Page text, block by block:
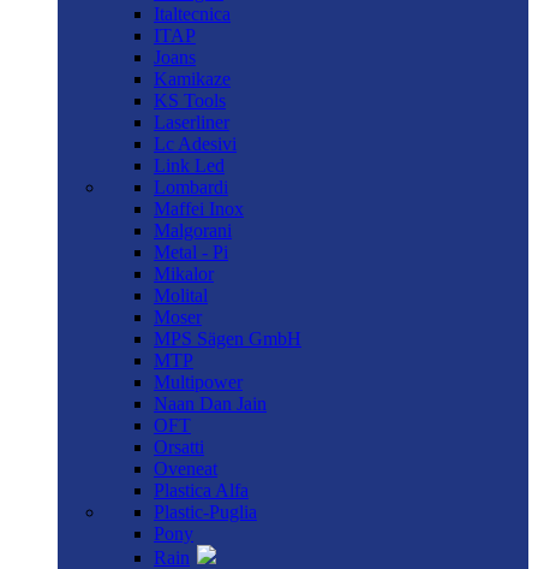
Italtecnica
ITAP
Joans
Kamikaze
KS Tools
Laserliner
Lc Adesivi
Link Led
Lombardi
Maffei Inox
Malgorani
Metal - Pi
Mikalor
Molital
Moser
MPS Sägen GmbH
MTP
Multipower
Naan Dan Jain
OFT
Orsatti
Oveneat
Plastica Alfa
Plastic-Puglia
Pony
Rain